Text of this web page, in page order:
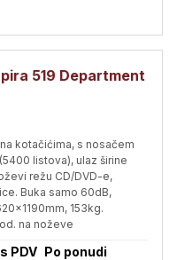
519 Department
kotačićima, s nosačem
listova), ulaz širine
režu CD/DVD-e,
Buka samo 60dB,
153kg.
na noževe
PDV Po ponudi